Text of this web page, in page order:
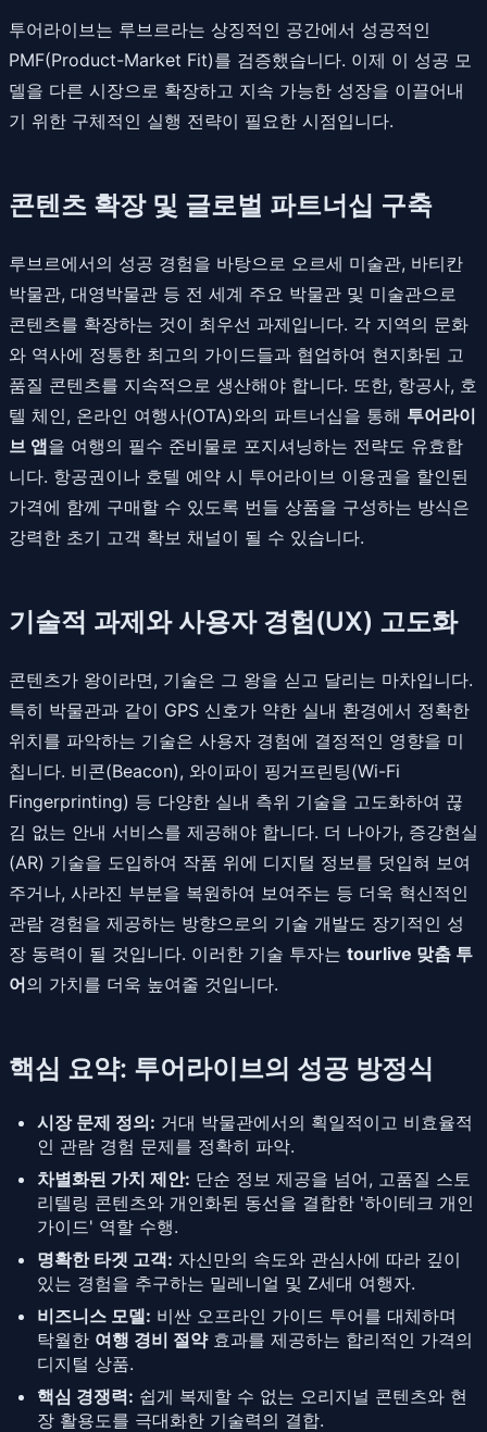
투어라이브는 루브르라는 상징적인 공간에서 성공적인
PMF(Product-Market Fit)를 검증했습니다. 이제 이 성공 모
델을 다른 시장으로 확장하고 지속 가능한 성장을 이끌어내
기 위한 구체적인 실행 전략이 필요한 시점입니다.
콘텐츠 확장 및 글로벌 파트너십 구축
루브르에서의 성공 경험을 바탕으로 오르세 미술관, 바티칸
박물관, 대영박물관 등 전 세계 주요 박물관 및 미술관으로
콘텐츠를 확장하는 것이 최우선 과제입니다. 각 지역의 문화
와 역사에 정통한 최고의 가이드들과 협업하여 현지화된 고
품질 콘텐츠를 지속적으로 생산해야 합니다. 또한, 항공사, 호
텔 체인, 온라인 여행사(OTA)와의 파트너십을 통해 투어라이
브 앱을 여행의 필수 준비물로 포지셔닝하는 전략도 유효합
니다. 항공권이나 호텔 예약 시 투어라이브 이용권을 할인된
가격에 함께 구매할 수 있도록 번들 상품을 구성하는 방식은
강력한 초기 고객 확보 채널이 될 수 있습니다.
기술적 과제와 사용자 경험(UX) 고도화
콘텐츠가 왕이라면, 기술은 그 왕을 싣고 달리는 마차입니다.
특히 박물관과 같이 GPS 신호가 약한 실내 환경에서 정확한
위치를 파악하는 기술은 사용자 경험에 결정적인 영향을 미
칩니다. 비콘(Beacon), 와이파이 핑거프린팅(Wi-Fi
Fingerprinting) 등 다양한 실내 측위 기술을 고도화하여 끊
김 없는 안내 서비스를 제공해야 합니다. 더 나아가, 증강현실
(AR) 기술을 도입하여 작품 위에 디지털 정보를 덧입혀 보여
주거나, 사라진 부분을 복원하여 보여주는 등 더욱 혁신적인
관람 경험을 제공하는 방향으로의 기술 개발도 장기적인 성
장 동력이 될 것입니다. 이러한 기술 투자는 tourlive 맞춤 투
어의 가치를 더욱 높여줄 것입니다.
핵심 요약: 투어라이브의 성공 방정식
시장 문제 정의: 거대 박물관에서의 획일적이고 비효율적
인 관람 경험 문제를 정확히 파악.
차별화된 가치 제안: 단순 정보 제공을 넘어, 고품질 스토
리텔링 콘텐츠와 개인화된 동선을 결합한 '하이테크 개인
가이드' 역할 수행.
명확한 타겟 고객: 자신만의 속도와 관심사에 따라 깊이
있는 경험을 추구하는 밀레니얼 및 Z세대 여행자.
비즈니스 모델: 비싼 오프라인 가이드 투어를 대체하며
탁월한 여행 경비 절약효과를 제공하는 합리적인 가격의
디지털 상품.
핵심 경쟁력: 쉽게 복제할 수 없는 오리지널 콘텐츠와 현
장 활용도를 극대화한 기술력의 결합.